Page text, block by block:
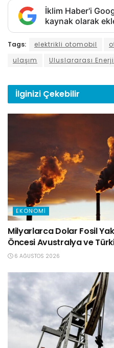
İklim Haber'i
kaynak olarak
Tags: elektrikli otomobil
ulaşım
Uluslararası
İlginizi Çekebilir
EKONOMI
Milyarlarca Dolar Fosil
Öncesi Avustralya ve
6 AĞUSTOS 2026